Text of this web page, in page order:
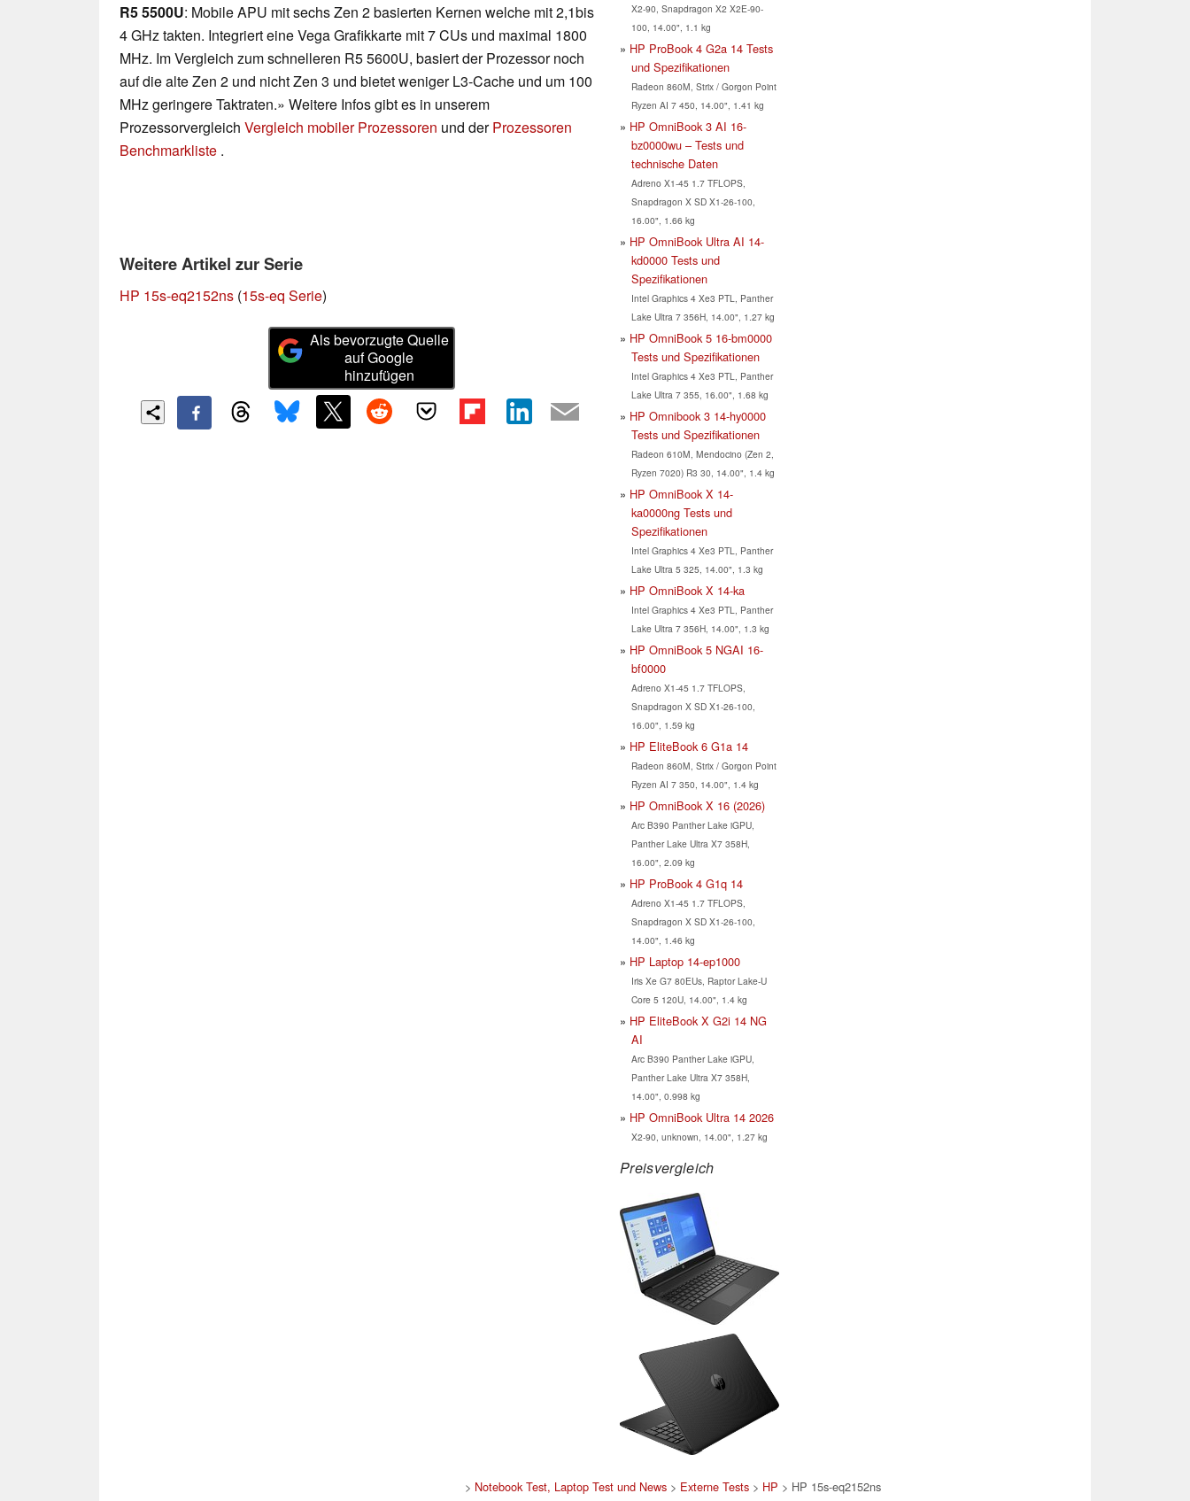
R5 5500U: Mobile APU mit sechs Zen 2 basierten Kernen welche mit 2,1bis
4 GHz takten. Integriert eine Vega Grafikkarte mit 7 CUs und maximal 1800
MHz. Im Vergleich zum schnelleren R5 5600U, basiert der Prozessor noch
auf die alte Zen 2 und nicht Zen 3 und bietet weniger L3-Cache und um 100
MHz geringere Taktraten.» Weitere Infos gibt es in unserem
Prozessorvergleich Vergleich mobiler Prozessoren und derProzessoren
Benchmarkliste .
Weitere Artikel zur Serie
HP 15s-eq2152ns (15s-eq Serie)
Als bevorzugte Quelle
auf Google
hinzufügen
X2-90, Snapdragon X2 X2E-90-
100, 14.00", 1.1 kg
HP ProBook 4 G2a 14 Tests
und Spezifikationen
Radeon 860M, Strix / Gorgon Point
Ryzen AI 7 450, 14.00", 1.41 kg
HP OmniBook 3 AI 16-
bz0000wu – Tests und
technische Daten
Adreno X1-45 1.7 TFLOPS,
Snapdragon X SD X1-26-100,
16.00", 1.66 kg
HP OmniBook Ultra AI 14-
kd0000 Tests und
Spezifikationen
Intel Graphics 4 Xe3 PTL, Panther
Lake Ultra 7 356H, 14.00", 1.27 kg
HP OmniBook 5 16-bm0000
Tests und Spezifikationen
Intel Graphics 4 Xe3 PTL, Panther
Lake Ultra 7 355, 16.00", 1.68 kg
HP Omnibook 3 14-hy0000
Tests und Spezifikationen
Radeon 610M, Mendocino (Zen 2,
Ryzen 7020) R3 30, 14.00", 1.4 kg
HP OmniBook X 14-
ka0000ng Tests und
Spezifikationen
Intel Graphics 4 Xe3 PTL, Panther
Lake Ultra 5 325, 14.00", 1.3 kg
HP OmniBook X 14-ka
Intel Graphics 4 Xe3 PTL, Panther
Lake Ultra 7 356H, 14.00", 1.3 kg
HP OmniBook 5 NGAI 16-
bf0000
Adreno X1-45 1.7 TFLOPS,
Snapdragon X SD X1-26-100,
16.00", 1.59 kg
HP EliteBook 6 G1a 14
Radeon 860M, Strix / Gorgon Point
Ryzen AI 7 350, 14.00", 1.4 kg
HP OmniBook X 16 (2026)
Arc B390 Panther Lake iGPU,
Panther Lake Ultra X7 358H,
16.00", 2.09 kg
HP ProBook 4 G1q 14
Adreno X1-45 1.7 TFLOPS,
Snapdragon X SD X1-26-100,
14.00", 1.46 kg
HP Laptop 14-ep1000
Iris Xe G7 80EUs, Raptor Lake-U
Core 5 120U, 14.00", 1.4 kg
HP EliteBook X G2i 14 NG
AI
Arc B390 Panther Lake iGPU,
Panther Lake Ultra X7 358H,
14.00", 0.998 kg
HP OmniBook Ultra 14 2026
X2-90, unknown, 14.00", 1.27 kg
Preisvergleich
> Notebook Test, Laptop Test und News > Externe Tests > HP > HP 15s-eq2152ns